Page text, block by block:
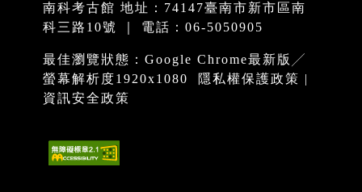
南科考古館 地址：74147臺南市新市區南
科三路10號 ｜ 電話：06-5050905
最佳瀏覽狀態：Google Chrome最新版╱
螢幕解析度1920x1080
隱私權保護政策 |
資訊安全政策